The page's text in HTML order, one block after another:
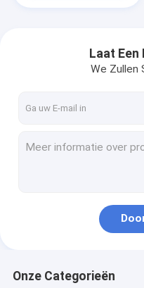
Laat
We Zullen
Onze Categorieën